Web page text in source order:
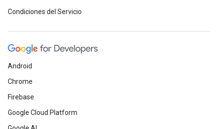
Condiciones del Servicio
Android
Chrome
Firebase
Google Cloud Platform